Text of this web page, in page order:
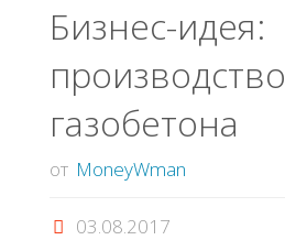
Бизнес-идея:
производство
газобетона
от MoneyWman
03.08.2017